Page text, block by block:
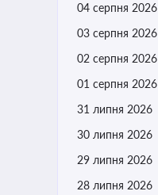
04 серпня 2026
03 серпня 2026
02 серпня 2026
01 серпня 2026
31 липня 2026
30 липня 2026
29 липня 2026
28 липня 2026